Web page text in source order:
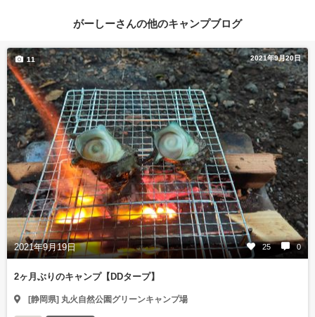
がーしーさんの他のキャンプブログ
2021年9月20日
2021年9月19日 25 0
11
2ヶ月ぶりのキャンプ【DDタープ】
[静岡県] 丸火自然公園グリーンキャンプ場